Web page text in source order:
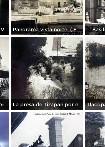
Patio del colegio de las Vizcainas por el fotografo Hugo Brehme. Panorama vista norte. ( Fechada el 20 de Junio de 1905 ).
Mercado de San Juan por el fotografo Felix Miret La presa de Tizapan por el fotografo Fernando Kososky. ( Circulada el 22 de Diembre de 1910 ).